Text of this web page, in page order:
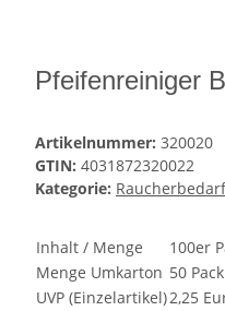
Pfeifenreiniger
Artikelnummer: 320020
GTIN: 4031872320022
Kategorie: Raucherbedarf
Inhalt / Menge
100er
Menge Umkarton 50
UVP (Einzelartikel)2,25